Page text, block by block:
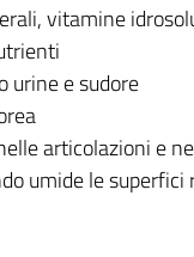
vitamine
urine e sudore
articolazioni e
umide le